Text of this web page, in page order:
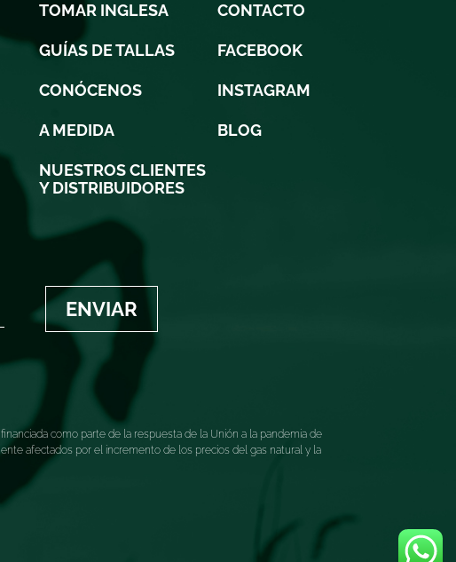
TOMAR INGLESA
GUÍAS DE TALLAS
CONÓCENOS
A MEDIDA
NUESTROS CLIENTES
Y DISTRIBUIDORES
CONTACTO
FACEBOOK
INSTAGRAM
BLOG
ENVIAR
como parte de la respuesta de la Unión a la pandemia de
afectados por el incremento de los precios del gas natural y la